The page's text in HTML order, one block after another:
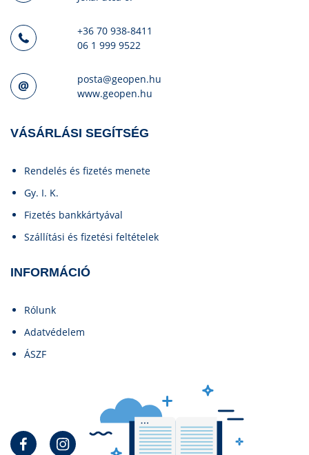
+36 70 938-8411
06 1 999 9522
posta@geopen.hu
www.geopen.hu
VÁSÁRLÁSI SEGÍTSÉG
Rendelés és fizetés menete
Gy. I. K.
Fizetés bankkártyával
Szállítási és fizetési feltételek
INFORMÁCIÓ
Rólunk
Adatvédelem
ÁSZF